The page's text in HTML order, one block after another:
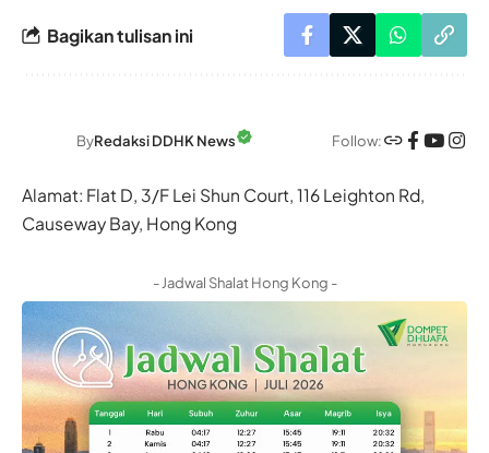
Bagikan tulisan ini
ByRedaksi DDHK News Follow:
Alamat: Flat D, 3/F Lei Shun Court, 116 Leighton Rd,
Causeway Bay, Hong Kong
- Jadwal Shalat Hong Kong -